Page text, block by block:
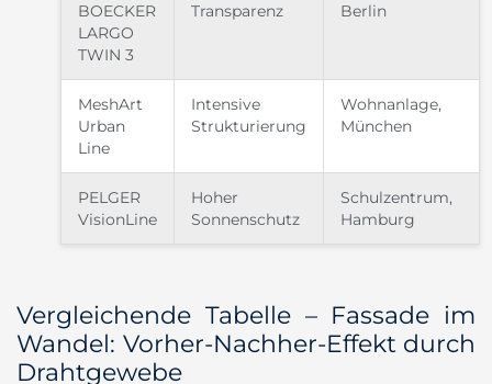
BOECKER
LARGO
TWIN 3
Transparenz
Berlin
MeshArt
Urban
Line
Intensive
Strukturierung
Wohnanlage,
München
PELGER
VisionLine
Hoher
Sonnenschutz
Schulzentrum,
Hamburg
Vergleichende Tabelle – Fassade im
Wandel: Vorher-Nachher-Effekt durch
Drahtgewebe